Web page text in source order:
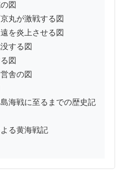
図
丸が激戦する図
を炎上させる図
する図
図
舎の図
海戦に至るまでの歴史記
る黄海戦記